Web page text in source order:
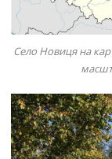
Село Новиця на